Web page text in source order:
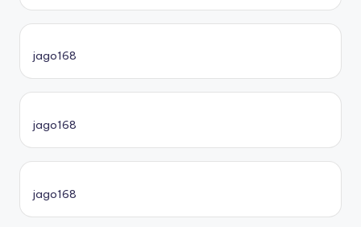
jago168
jago168
jago168